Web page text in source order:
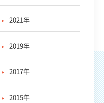
2021年
2019年
2017年
2015年